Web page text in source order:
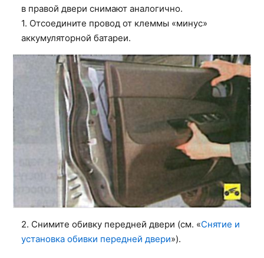
в правой двери снимают аналогично.
1. Отсоедините провод от клеммы «минус»
аккумуляторной батареи.
2. Снимите обивку передней двери (см. «Снятие и
установка обивки передней двери»).